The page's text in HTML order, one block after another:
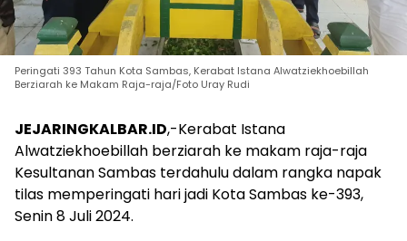
Peringati 393 Tahun Kota Sambas, Kerabat Istana Alwatziekhoebillah
Berziarah ke Makam Raja-raja/Foto Uray Rudi
JEJARINGKALBAR.ID,-Kerabat Istana
Alwatziekhoebillah berziarah ke makam raja-raja
Kesultanan Sambas terdahulu dalam rangka napak
tilas memperingati hari jadi Kota Sambas ke-393,
Senin 8 Juli 2024.